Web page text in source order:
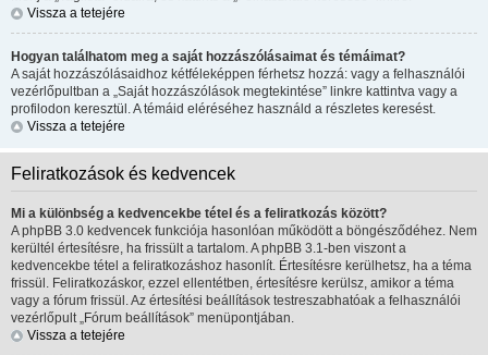
Vissza a tetejére
Hogyan találhatom meg a saját hozzászólásaimat és témáimat?
A saját hozzászólásaidhoz kétféleképpen férhetsz hozzá: vagy a felhasználói
vezérlőpultban a „Saját hozzászólások megtekintése” linkre kattintva vagy a
profilodon keresztül. A témáid eléréséhez használd a részletes keresést.
Vissza a tetejére
Feliratkozások és kedvencek
Mi a különbség a kedvencekbe tétel és a feliratkozás között?
A phpBB 3.0 kedvencek funkciója hasonlóan működött a böngésződéhez. Nem
kerültél értesítésre, ha frissült a tartalom. A phpBB 3.1-ben viszont a
kedvencekbe tétel a feliratkozáshoz hasonlít. Értesítésre kerülhetsz, ha a téma
frissül. Feliratkozáskor, ezzel ellentétben, értesítésre kerülsz, amikor a téma
vagy a fórum frissül. Az értesítési beállítások testreszabhatóak a felhasználói
vezérlőpult „Fórum beállítások” menüpontjában.
Vissza a tetejére